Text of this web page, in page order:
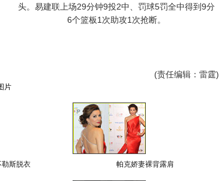
头。易建联上场29分钟9投2中、罚球5罚全中得到9分
6个篮板1次助攻1次抢断。
(责任编辑：雷霆)
片
勒斯脱衣 帕克娇妻裸背露肩